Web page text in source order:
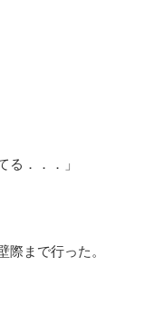
る．．．」
まで行った。